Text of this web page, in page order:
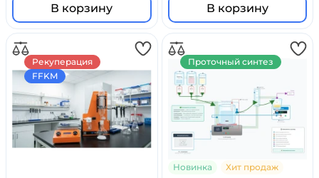
В корзину В корзину
Рекуперация
FFKM
Новинка Хит продаж
Проточный синтез